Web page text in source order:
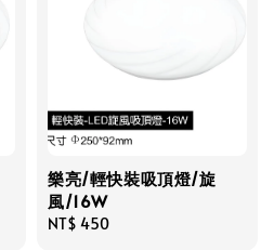
樂亮/輕快裝吸頂燈/旋
風/16W
Regular
NT$ 450